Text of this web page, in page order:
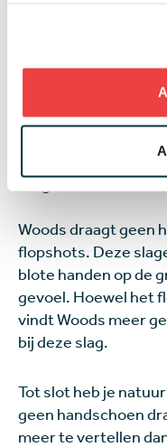
draagt. Hij
heeft een
bunkerslagen. Dit
snelheid wil slaan
tweede heb je net
toegelicht.
Woods draagt geen
flopshots. Deze
blote handen op de
gevoel. Hoewel het
vindt Woods meer
bij deze slag.
Tot slot heb je
geen handschoen
meer te vertellen